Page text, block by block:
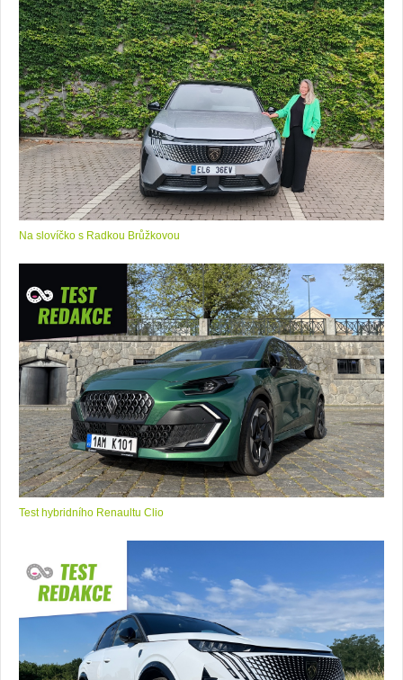
Na slovíčko s Radkou Brůžkovou
Test hybridního Renaultu Clio